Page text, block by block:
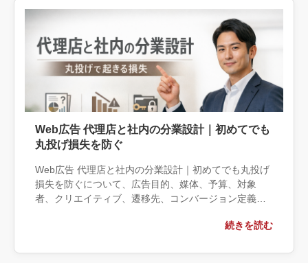
Web広告 代理店と社内の分業設計｜初めてでも
丸投げ損失を防ぐ
Web広告 代理店と社内の分業設計｜初めてでも丸投げ
損失を防ぐについて、広告目的、媒体、予算、対象
者、クリエイティブ、遷移先、コンバージョン定義の
できる範囲と外部へ相談する条件、相談前に用意する
ます。
続きを読む